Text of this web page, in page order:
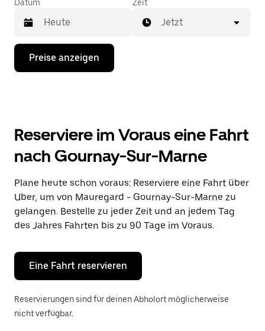
Datum
Drücke
Nach-
Kalender
interagieren
ein
Datum
auszuwählen.
Drücke
die
Escape-
um
den
Kalender
schließen.
Zeit
Jetzt
Preise anzeigen
Reserviere im Voraus eine Fahrt
nach Gournay-Sur-Marne
Plane heute schon voraus: Reserviere eine Fahrt über
Uber, um von Mauregard - Gournay-Sur-Marne zu
gelangen. Bestelle zu jeder Zeit und an jedem Tag
des Jahres Fahrten bis zu 90 Tage im Voraus.
Eine Fahrt reservieren
Reservierungen sind für deinen Abholort möglicherweise
nicht verfügbar.